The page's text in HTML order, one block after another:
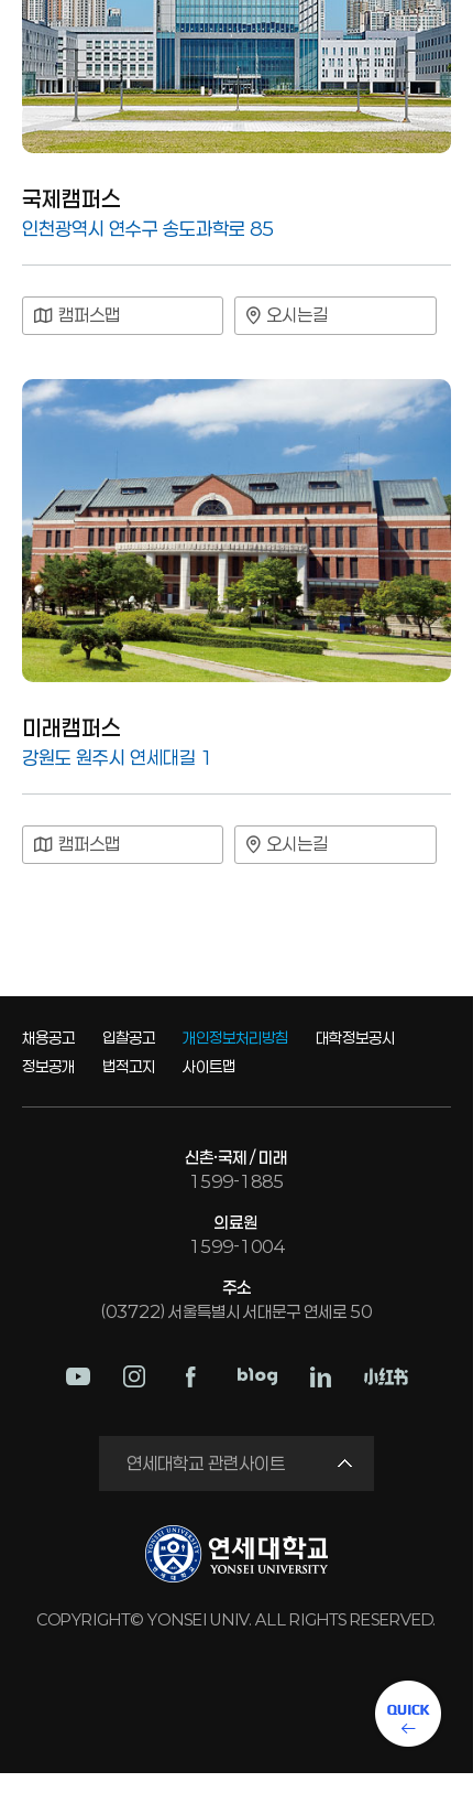
국제캠퍼스
인천광역시 연수구 송도과학로 85
캠퍼스맵 오시는길
미래캠퍼스
강원도 원주시 연세대길 1
캠퍼스맵 오시는길
채용공고 입찰공고 개인정보처리방침
대학정보공시
정보공개
법적고지 사이트맵
신촌·국제 / 미래
1599-1885
의료원
1599-1004
주소
(03722) 서울특별시 서대문구 연세로 50
COPYRIGHT© YONSEI UNIV. ALL RIGHTS RESERVED.
연세대학교 관련사이트
학교법인
세브란스병원
강남세브란스병원
용인세브란스병원